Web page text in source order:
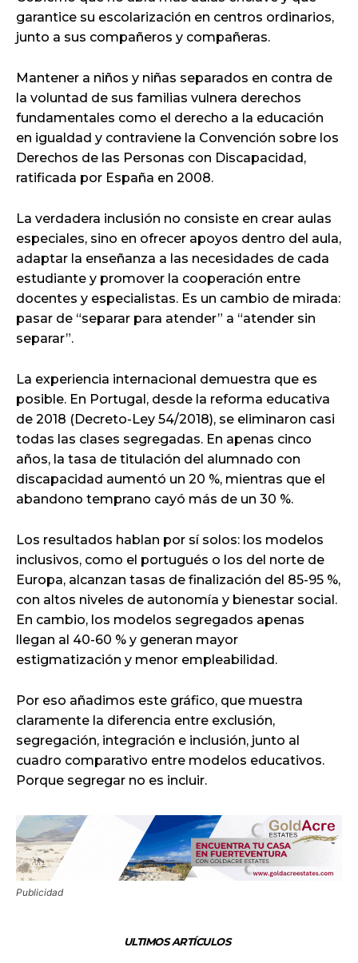
garantice su escolarización en centros ordinarios,
junto a sus compañeros y compañeras.
Mantener a niños y niñas separados en contra de
la voluntad de sus familias vulnera derechos
fundamentales como el derecho a la educación
en igualdad y contraviene la Convención sobre los
Derechos de las Personas con Discapacidad,
ratificada por España en 2008.
La verdadera inclusión no consiste en crear aulas
especiales, sino en ofrecer apoyos dentro del aula,
adaptar la enseñanza a las necesidades de cada
estudiante y promover la cooperación entre
docentes y especialistas. Es un cambio de mirada:
pasar de “separar para atender” a “atender sin
separar”.
La experiencia internacional demuestra que es
posible. En Portugal, desde la reforma educativa
de 2018 (Decreto-Ley 54/2018), se eliminaron casi
todas las clases segregadas. En apenas cinco
años, la tasa de titulación del alumnado con
discapacidad aumentó un 20 %, mientras que el
abandono temprano cayó más de un 30 %.
Los resultados hablan por sí solos: los modelos
inclusivos, como el portugués o los del norte de
Europa, alcanzan tasas de finalización del 85-95 %,
con altos niveles de autonomía y bienestar social.
En cambio, los modelos segregados apenas
llegan al 40-60 % y generan mayor
estigmatización y menor empleabilidad.
Por eso añadimos este gráfico, que muestra
claramente la diferencia entre exclusión,
segregación, integración e inclusión, junto al
cuadro comparativo entre modelos educativos.
Porque segregar no es incluir.
Publicidad
ULTIMOS ARTÍCULOS